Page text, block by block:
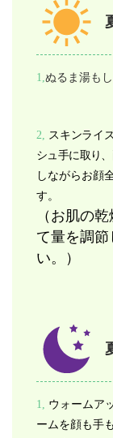
1,ぬるま湯も
2, スキンライ
シュ手に取り
しながらお顔
す。
（お肌の
て量を調節
い。）
1, ウォームア
ームを顔も手